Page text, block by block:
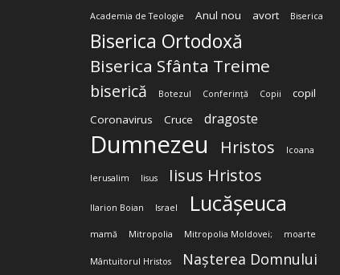
Academia de Teologie Anul nou avort Biserica
Biserica Ortodoxă
Biserica Sfânta Treime
biserică Botezul Conferință Copii
copil
Coronavirus
Cruce dragoste
Dumnezeu Hristos Icoana
Ierusalim Iisus Iisus Hristos
Ilarion Boian Israel Lucășeuca
mamă Mitropolia Mitropolia Moldovei; moarte
Mântuitorul Hristos Nașterea Domnului